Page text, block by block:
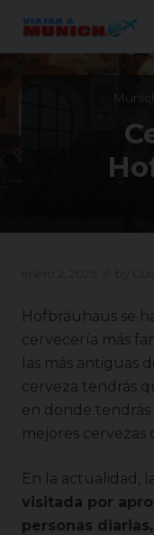
main
primary
secondary
Hofbräuhaus se
cervecería más
las más antiguas
cerveza tendrás
en donde
mejores cervezas
En la actualidad,
visitada por
personas diarias,